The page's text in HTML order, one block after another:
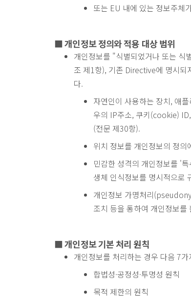
또는 EU 내에 있는 정보주체
■ 개인정보 정의와 적용 대상 범위
개인정보를 "식별되었거나 또는 식
조 제1항), 기존 Directive에 명시되
다.
자연인이 사용하는 장치, 애
우의 IP주소, 쿠키(cookie)
(전문 제30항).
위치 정보를 개인정보의 정
민감한 성격의 개인정보를 '
생체 인식정보를 명시적으로
개인정보 가명처리
조치 등을 통하여 개인정보를
■ 개인정보 기본 처리 원칙
개인정보를 처리하는 경우 다음 7
합법성·공정성·투명성 원칙
목적 제한의 원칙